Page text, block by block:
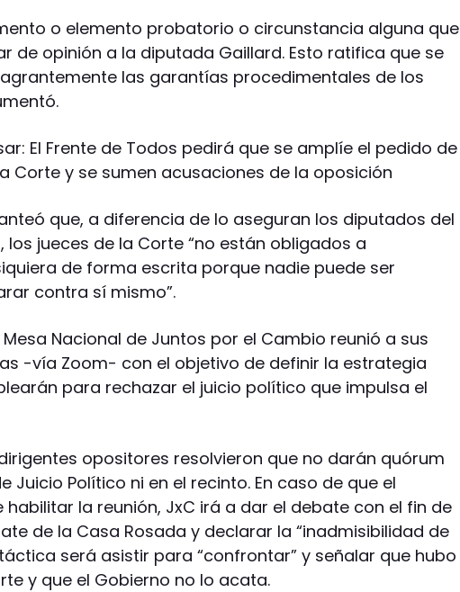
o elemento probatorio o circunstancia alguna que
de opinión a la diputada Gaillard. Esto ratifica que se
las garantías procedimentales de los
El Frente de Todos pedirá que se amplíe el pedido de
Corte y se sumen acusaciones de la oposición
que, a diferencia de lo aseguran los diputados del
los jueces de la Corte “no están obligados a
de forma escrita porque nadie puede ser
contra sí mismo”.
Nacional de Juntos por el Cambio reunió a sus
-vía Zoom- con el objetivo de definir la estrategia
para rechazar el juicio político que impulsa el
opositores resolvieron que no darán quórum
Juicio Político ni en el recinto. En caso de que el
la reunión, JxC irá a dar el debate con el fin de
de la Casa Rosada y declarar la “inadmisibilidad de
táctica será asistir para “confrontar” y señalar que hubo
y que el Gobierno no lo acata.